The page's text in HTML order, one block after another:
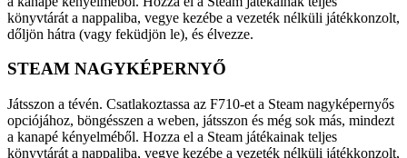
könyvtárát a nappaliba, vegye kezébe a vezeték nélküli játékkonzolt,
dőljön hátra (vagy feküdjön le), és élvezze.
STEAM NAGYKÉPERNYŐ
Játsszon a tévén. Csatlakoztassa az F710-et a Steam nagyképernyős
opciójához, böngésszen a weben, játsszon és még sok más, mindezt
a kanapé kényelméből. Hozza el a Steam játékainak teljes
könyvtárát a nappaliba, vegye kezébe a vezeték nélküli játékkonzolt,